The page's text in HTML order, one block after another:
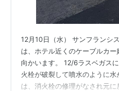
12月10日（水） サンフランシ
は、ホテル近くのケーブルカ
向かいます。 12/6ラスベガス
火栓が破裂して噴水のように
は、消火栓の修理がなされ元に